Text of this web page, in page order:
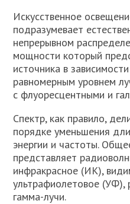
Искусственное
подразумевает
непрерывном
мощности который
источника в
равномерным уровнем
с флуоресцентными и
Спектр, как правило,
порядке уменьшения
энергии и частоты.
представляет
инфракрасное (ИК),
ультрафиолетовое (УФ),
гамма-лучи.